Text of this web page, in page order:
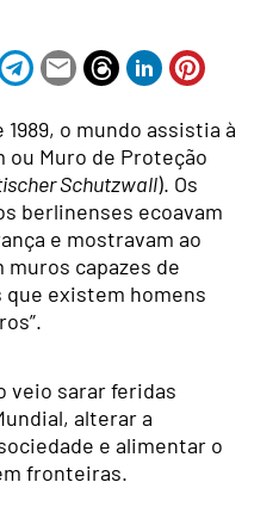
o mundo assistia à
ou Muro de Proteção
Schutzwall). Os
berlinenses ecoavam
e mostravam ao
muros capazes de
que existem homens
veio sarar feridas
alterar a
e alimentar o
fronteiras.